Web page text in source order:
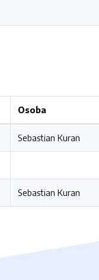
Osoba
Sebastian Kuran
Sebastian Kuran